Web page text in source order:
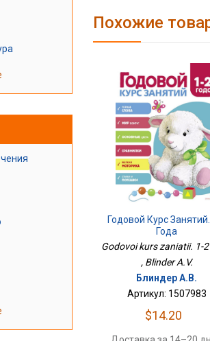
Похожие
Годовой Курс
Года
Godovoi kurs zaniatii. 1-
, Blinder A.V.
Блиндер А.В.
Артикул: 1507983
$14.20